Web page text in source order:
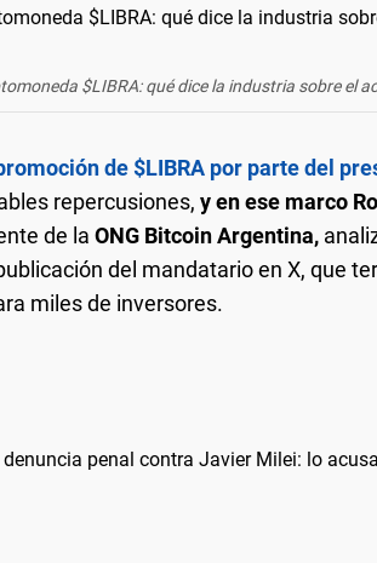
$LIBRA: qué dice la industria sobre el
de $LIBRA por parte del
repercusiones, y en ese marco
de la ONG Bitcoin Argentina,
del mandatario en X, que
miles de inversores.
penal contra Javier Milei: lo